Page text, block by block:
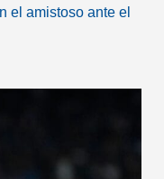
el amistoso ante el